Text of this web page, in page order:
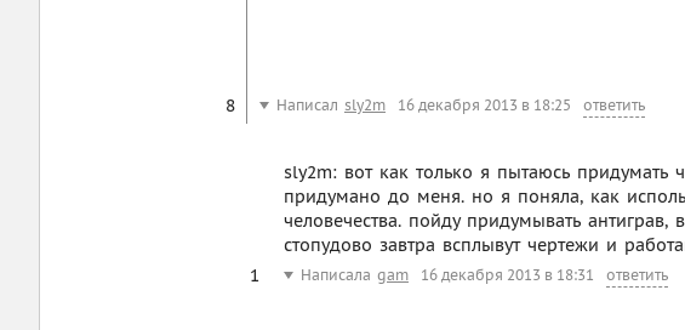
8 Написал sly2m 16 декабря 2013 в 18:25 ответить
sly2m: вот как только я пытаюсь придумать
придумано до меня. но я поняла, как
человечества. пойду придумывать антиграв,
стопудово завтра всплывут чертежи и
1
Написала gam 16 декабря 2013 в 18:31 ответить